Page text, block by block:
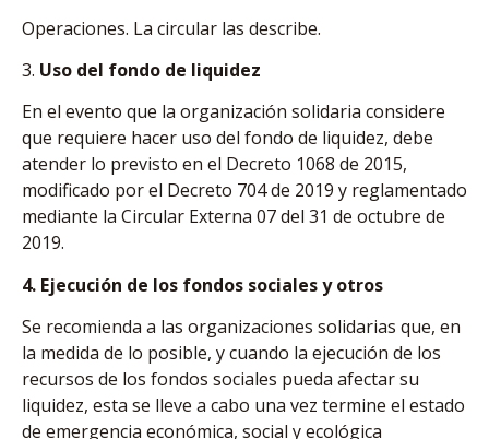
Operaciones. La circular las describe.
3. Uso del fondo de liquidez
En el evento que la organización solidaria considere
que requiere hacer uso del fondo de liquidez, debe
atender lo previsto en el Decreto 1068 de 2015,
modificado por el Decreto 704 de 2019 y reglamentado
mediante la Circular Externa 07 del 31 de octubre de
2019.
4. Ejecución de los fondos sociales y otros
Se recomienda a las organizaciones solidarias que, en
la medida de lo posible, y cuando la ejecución de los
recursos de los fondos sociales pueda afectar su
liquidez, esta se lleve a cabo una vez termine el estado
de emergencia económica, social y ecológica